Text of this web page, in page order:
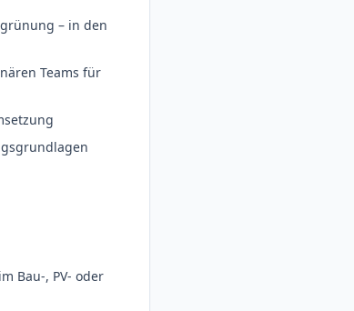
– in den
Teams für
Bau-, PV- oder